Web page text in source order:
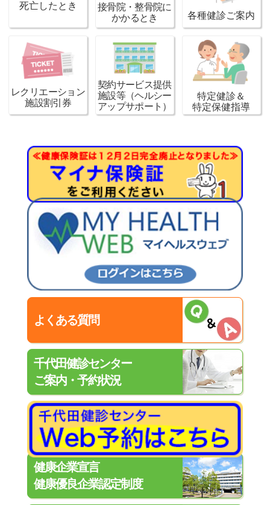
夏季期間の組合業務について
死亡したとき
接骨院・整骨院に
かかるとき
各種健診ご案内
レクリエーション
施設割引券
契約サービス提供
施設等（ヘルシー
アップサポート）
特定健診＆
特定保健指導
よくある質問
千代田健診センター
ご案内・予約状況
健康企業宣言
健康優良企業認定制度